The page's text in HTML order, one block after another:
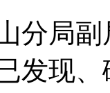
分局
发现